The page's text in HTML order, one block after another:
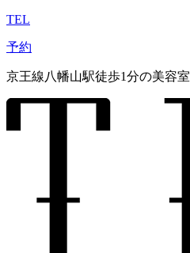
TEL
予約
京王線八幡山駅徒歩1分の美容室